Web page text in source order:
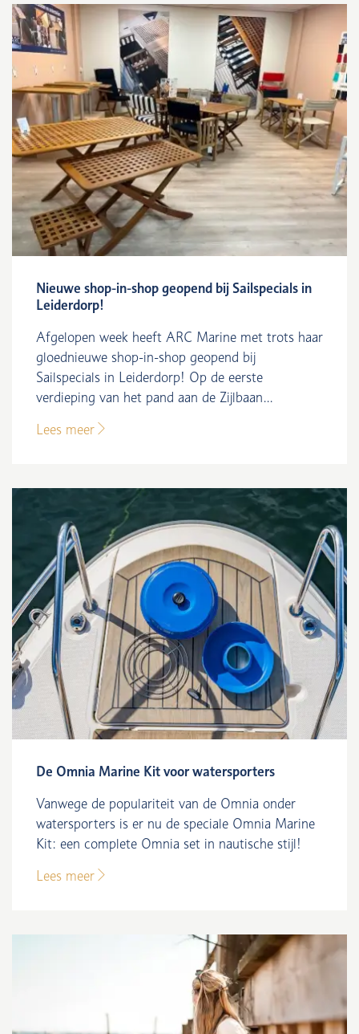
Nieuwe shop-in-shop geopend bij Sailspecials in
Leiderdorp!
Afgelopen week heeft ARC Marine met trots haar
gloednieuwe shop-in-shop geopend bij
Sailspecials in Leiderdorp! Op de eerste
verdieping van het pand aan de Zijlbaan...
Lees meer
De Omnia Marine Kit voor watersporters
Vanwege de populariteit van de Omnia onder
watersporters is er nu de speciale Omnia Marine
Kit: een complete Omnia set in nautische stijl!
Lees meer